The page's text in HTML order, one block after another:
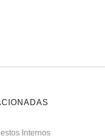
Internos